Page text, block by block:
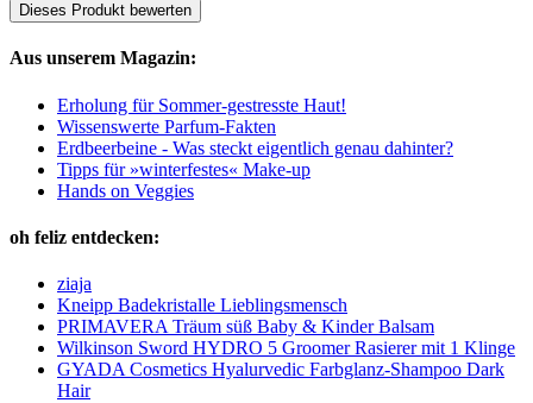
Dieses Produkt bewerten
Aus unserem Magazin:
Erholung für Sommer-gestresste Haut!
Wissenswerte Parfum-Fakten
Erdbeerbeine - Was steckt eigentlich genau dahinter?
Tipps für »winterfestes« Make-up
Hands on Veggies
oh feliz entdecken:
ziaja
Kneipp Badekristalle Lieblingsmensch
PRIMAVERA Träum süß Baby & Kinder Balsam
Wilkinson Sword HYDRO 5 Groomer Rasierer mit 1 Klinge
GYADA Cosmetics Hyalurvedic Farbglanz-Shampoo Dark
Hair